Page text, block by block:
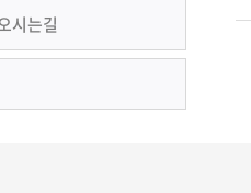
시는길